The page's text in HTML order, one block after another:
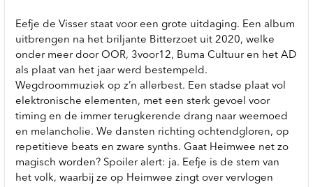
Eefje de Visser staat voor een grote uitdaging. Een album
uitbrengen na het briljante Bitterzoet uit 2020, welke
onder meer door OOR, 3voor12, Buma Cultuur en het AD
als plaat van het jaar werd bestempeld.
Wegdroommuziek op z’n allerbest. Een stadse plaat vol
elektronische elementen, met een sterk gevoel voor
timing en de immer terugkerende drang naar weemoed
en melancholie. We dansten richting ochtendgloren, op
repetitieve beats en zware synths. Gaat Heimwee net zo
magisch worden? Spoiler alert: ja. Eefje is de stem van
het volk, waarbij ze op Heimwee zingt over vervlogen